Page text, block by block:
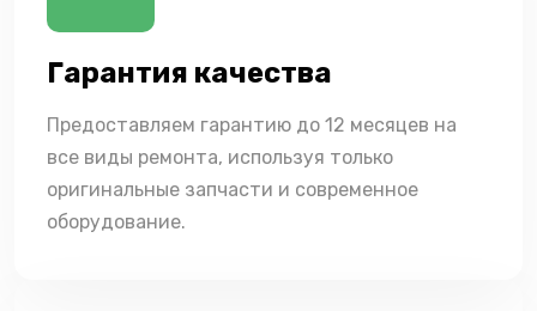
Гарантия качества
Предоставляем гарантию до 12 месяцев на
все виды ремонта, используя только
оригинальные запчасти и современное
оборудование.